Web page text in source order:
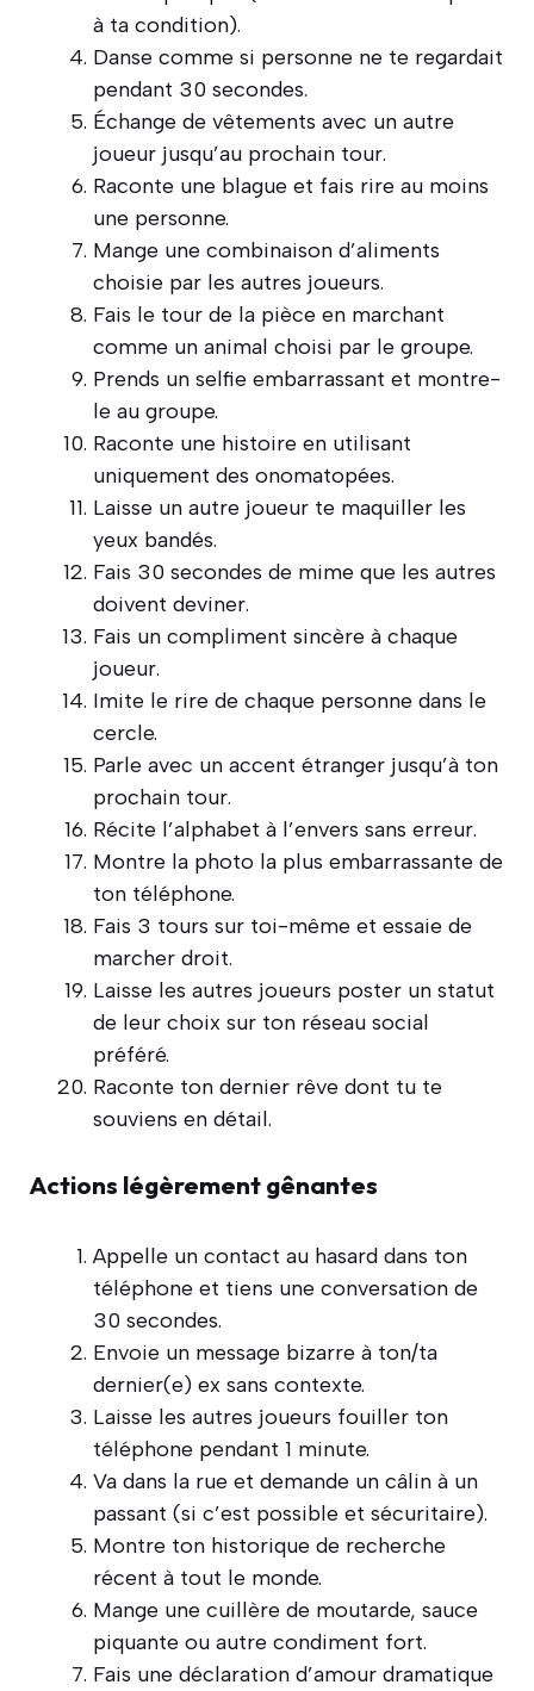
à ta condition).
Danse comme si personne ne te regardait
pendant 30 secondes.
Échange de vêtements avec un autre
joueur jusqu’au prochain tour.
Raconte une blague et fais rire au moins
une personne.
Mange une combinaison d’aliments
choisie par les autres joueurs.
Fais le tour de la pièce en marchant
comme un animal choisi par le groupe.
Prends un selfie embarrassant et montre-
le au groupe.
Raconte une histoire en utilisant
uniquement des onomatopées.
Laisse un autre joueur te maquiller les
yeux bandés.
Fais 30 secondes de mime que les autres
doivent deviner.
Fais un compliment sincère à chaque
joueur.
Imite le rire de chaque personne dans le
cercle.
Parle avec un accent étranger jusqu’à ton
prochain tour.
Récite l’alphabet à l’envers sans erreur.
Montre la photo la plus embarrassante de
ton téléphone.
Fais 3 tours sur toi-même et essaie de
marcher droit.
Laisse les autres joueurs poster un statut
de leur choix sur ton réseau social
préféré.
Raconte ton dernier rêve dont tu te
souviens en détail.
Actions légèrement gênantes
Appelle un contact au hasard dans ton
téléphone et tiens une conversation de
30 secondes.
Envoie un message bizarre à ton/ta
dernier(e) ex sans contexte.
Laisse les autres joueurs fouiller ton
téléphone pendant 1 minute.
Va dans la rue et demande un câlin à un
passant (si c’est possible et sécuritaire).
Montre ton historique de recherche
récent à tout le monde.
Mange une cuillère de moutarde, sauce
piquante ou autre condiment fort.
Fais une déclaration d’amour dramatique